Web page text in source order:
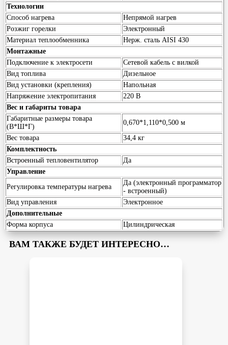
Технологии
Способ нагрева
Непрямой нагрев
Розжиг горелки
Электронный
Материал теплообменника
Нерж. сталь AISI 430
Монтажные
Подключение к электросети
Сетевой кабель с вилкой
Вид топлива
Дизельное
Вид установки (крепления)
Напольная
Напряжение электропитания
220 В
Вес и габариты товара
Габаритные размеры товара
(В*Ш*Г)
0,670*1,110*0,500 м
Вес товара
34,4 кг
Комплектность
Встроенный тепловентилятор
Да
Управление
Регулировка температуры нагрева
Да (электронный программатор
- встроенный)
Вид управления
Электронное
Дополнительные
Форма корпуса
Цилиндрическая
ВАМ ТАКЖЕ БУДЕТ ИНТЕРЕСНО…